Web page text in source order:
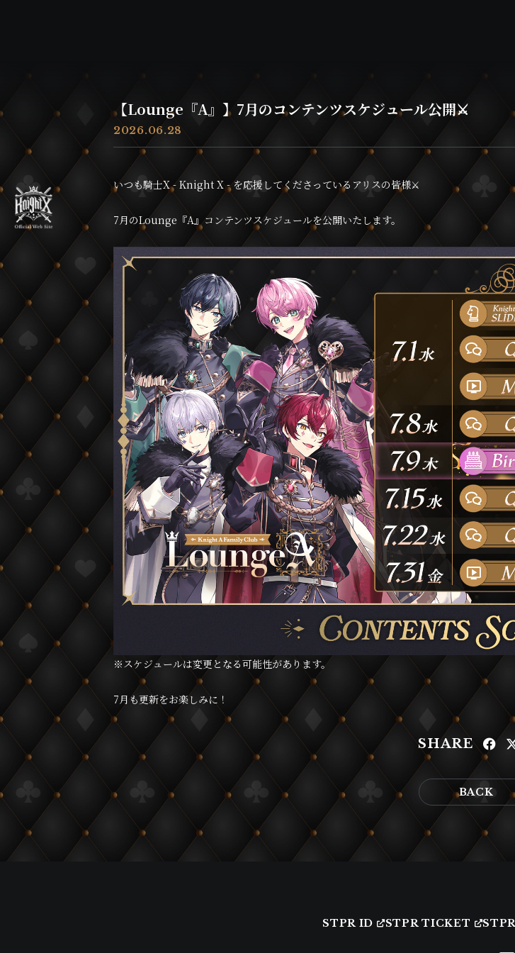
【Lounge『A』】7月のコンテンツスケジュール公開⚔️
2026.06.28
いつも騎士X - Knight X - を応援してくださっているアリスの皆様⚔️
7月のLounge『A』コンテンツスケジュールを公開いたします。
※スケジュールは変更となる可能性があります。
7月も更新をお楽しみに！
SHARE
BACK
STPR ID STPR TICKET